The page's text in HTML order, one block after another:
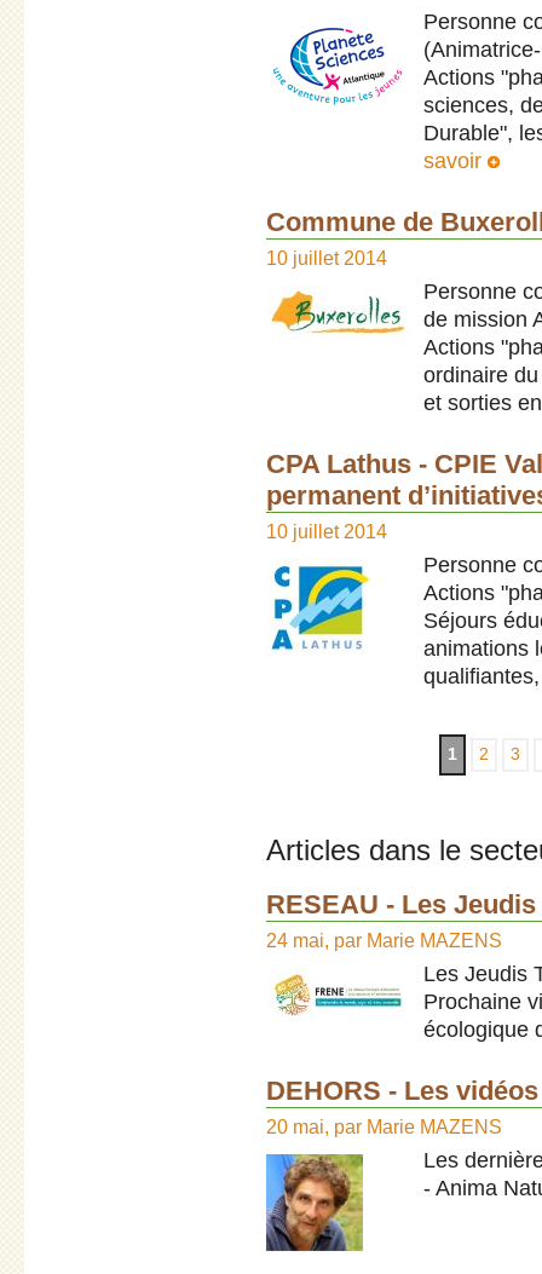
Personne
Actions
sciences,
Durable",
savoir
Commune de
10 juillet 2014
Personne
de mission
Actions
ordinaire
et sorties
CPA Lathus - CPIE
permanent
10 juillet 2014
Personne
Actions
Séjours
animations
1 2 3
Articles dans le
RESEAU - Les
24 mai, par Marie MAZENS
Les Jeudis
Prochaine
écologique
DEHORS - Les
20 mai, par Marie MAZENS
Les
- Anima